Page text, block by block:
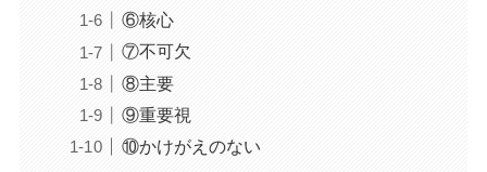
⑥核心
⑦不可欠
⑧主要
⑨重要視
⑩かけがえのない